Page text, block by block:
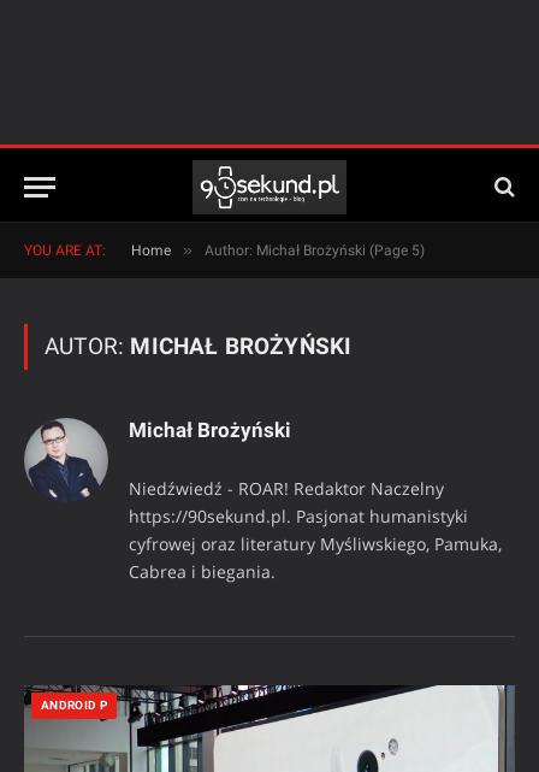
YOU ARE AT: Home » Author: Michał Brożyński (Page 5)
AUTOR: MICHAŁ BROŻYŃSKI
Michał Brożyński
Niedźwiedź - ROAR! Redaktor Naczelny
https://90sekund.pl. Pasjonat humanistyki
cyfrowej oraz literatury Myśliwskiego, Pamuka,
Cabrea i biegania.
ANDROID P